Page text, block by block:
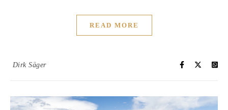
READ MORE
Dirk Säger